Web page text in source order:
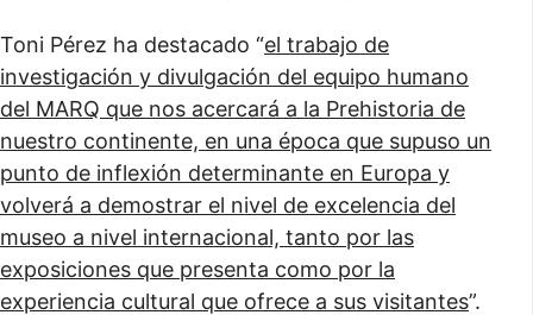
Toni Pérez ha destacado “el trabajo de
investigación y divulgación del equipo humano
del MARQ que nos acercará a la Prehistoria de
nuestro continente, en una época que supuso un
punto de inflexión determinante en Europa y
volverá a demostrar el nivel de excelencia del
museo a nivel internacional, tanto por las
exposiciones que presenta como por la
experiencia cultural que ofrece a sus visitantes”.